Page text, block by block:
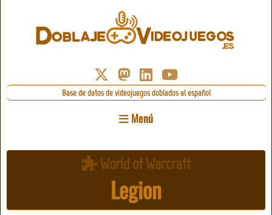
Base de datos de videojuegos doblados al español
Menú
World of Warcraft
Legion